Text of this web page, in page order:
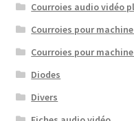
Courroies audio vidéo
Courroies pour
Courroies pour
Diodes
Divers